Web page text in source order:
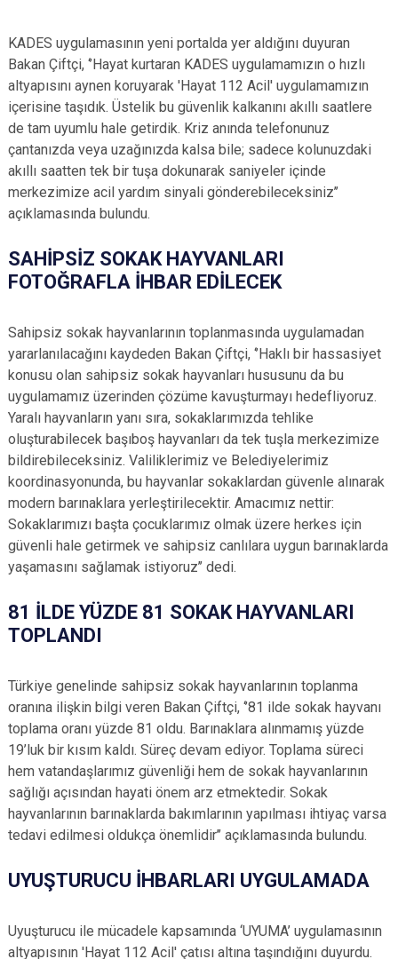
KADES uygulamasının yeni portalda yer aldığını duyuran
Bakan Çiftçi, ‘’Hayat kurtaran KADES uygulamamızın o hızlı
altyapısını aynen koruyarak 'Hayat 112 Acil' uygulamamızın
içerisine taşıdık. Üstelik bu güvenlik kalkanını akıllı saatlere
de tam uyumlu hale getirdik. Kriz anında telefonunuz
çantanızda veya uzağınızda kalsa bile; sadece kolunuzdaki
akıllı saatten tek bir tuşa dokunarak saniyeler içinde
merkezimize acil yardım sinyali gönderebileceksiniz’’
açıklamasında bulundu.
SAHİPSİZ SOKAK HAYVANLARI
FOTOĞRAFLA İHBAR EDİLECEK
Sahipsiz sokak hayvanlarının toplanmasında uygulamadan
yararlanılacağını kaydeden Bakan Çiftçi, ‘’Haklı bir hassasiyet
konusu olan sahipsiz sokak hayvanları hususunu da bu
uygulamamız üzerinden çözüme kavuşturmayı hedefliyoruz.
Yaralı hayvanların yanı sıra, sokaklarımızda tehlike
oluşturabilecek başıboş hayvanları da tek tuşla merkezimize
bildirebileceksiniz. Valiliklerimiz ve Belediyelerimiz
koordinasyonunda, bu hayvanlar sokaklardan güvenle alınarak
modern barınaklara yerleştirilecektir. Amacımız nettir:
Sokaklarımızı başta çocuklarımız olmak üzere herkes için
güvenli hale getirmek ve sahipsiz canlılara uygun barınaklarda
yaşamasını sağlamak istiyoruz’’ dedi.
81 İLDE YÜZDE 81 SOKAK HAYVANLARI
TOPLANDI
Türkiye genelinde sahipsiz sokak hayvanlarının toplanma
oranına ilişkin bilgi veren Bakan Çiftçi, ‘’81 ilde sokak hayvanı
toplama oranı yüzde 81 oldu. Barınaklara alınmamış yüzde
19’luk bir kısım kaldı. Süreç devam ediyor. Toplama süreci
hem vatandaşlarımız güvenliği hem de sokak hayvanlarının
sağlığı açısından hayati önem arz etmektedir. Sokak
hayvanlarının barınaklarda bakımlarının yapılması ihtiyaç varsa
tedavi edilmesi oldukça önemlidir’’ açıklamasında bulundu.
UYUŞTURUCU İHBARLARI UYGULAMADA
Uyuşturucu ile mücadele kapsamında ‘UYUMA’ uygulamasının
altyapısının 'Hayat 112 Acil' çatısı altına taşındığını duyurdu.